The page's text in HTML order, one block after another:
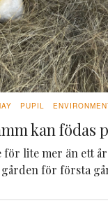
PUPIL
kan födas
lite mer än ett år
för första